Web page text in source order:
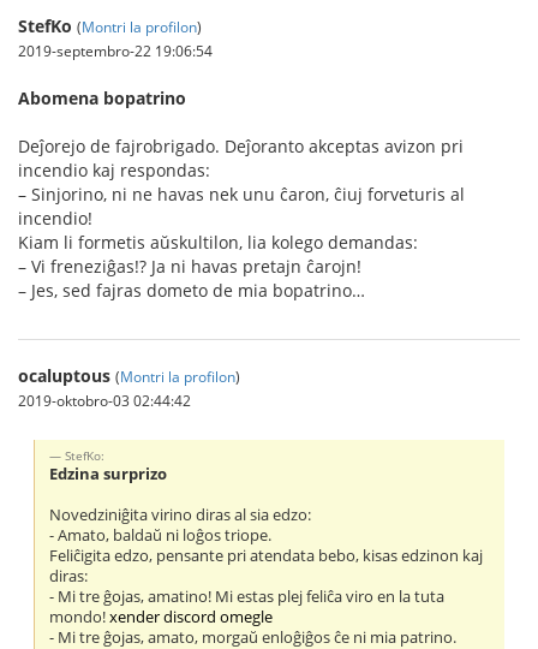
StefKo (Montri la profilon)
2019-septembro-22 19:06:54
Abomena bopatrino
Deĵorejo de fajrobrigado. Deĵoranto akceptas avizon pri
incendio kaj respondas:
– Sinjorino, ni ne havas nek unu ĉaron, ĉiuj forveturis al
incendio!
Kiam li formetis aŭskultilon, lia kolego demandas:
– Vi freneziĝas!? Ja ni havas pretajn ĉarojn!
– Jes, sed fajras dometo de mia bopatrino…
ocaluptous (Montri la profilon)
2019-oktobro-03 02:44:42
StefKo:
Edzina surprizo
Novedziniĝita virino diras al sia edzo:
- Amato, baldaŭ ni loĝos triope.
Feliĉigita edzo, pensante pri atendata bebo, kisas edzinon kaj
diras:
- Mi tre ĝojas, amatino! Mi estas plej feliĉa viro en la tuta
mondo!xenderdiscord omegle
- Mi tre ĝojas, amato, morgaŭ enloĝiĝos ĉe ni mia patrino.